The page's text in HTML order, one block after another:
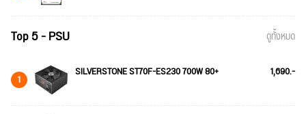
Top 5 - PSU ดูทั้งหมด
1 SILVERSTONE ST70F-ES230 700W 80+ 1,690.-